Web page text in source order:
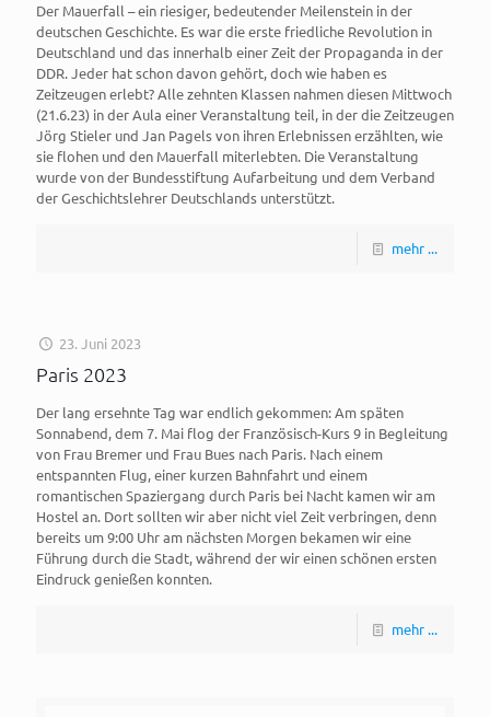
Der Mauerfall – ein riesiger, bedeutender Meilenstein in der
deutschen Geschichte. Es war die erste friedliche Revolution in
Deutschland und das innerhalb einer Zeit der Propaganda in der
DDR. Jeder hat schon davon gehört, doch wie haben es
Zeitzeugen erlebt? Alle zehnten Klassen nahmen diesen Mittwoch
(21.6.23) in der Aula einer Veranstaltung teil, in der die Zeitzeugen
Jörg Stieler und Jan Pagels von ihren Erlebnissen erzählten, wie
sie flohen und den Mauerfall miterlebten. Die Veranstaltung
wurde von der Bundesstiftung Aufarbeitung und dem Verband
der Geschichtslehrer Deutschlands unterstützt.
mehr ...
23. Juni 2023
Paris 2023
Der lang ersehnte Tag war endlich gekommen: Am späten
Sonnabend, dem 7. Mai flog der Französisch-Kurs 9 in Begleitung
von Frau Bremer und Frau Bues nach Paris. Nach einem
entspannten Flug, einer kurzen Bahnfahrt und einem
romantischen Spaziergang durch Paris bei Nacht kamen wir am
Hostel an. Dort sollten wir aber nicht viel Zeit verbringen, denn
bereits um 9:00 Uhr am nächsten Morgen bekamen wir eine
Führung durch die Stadt, während der wir einen schönen ersten
Eindruck genießen konnten.
mehr ...